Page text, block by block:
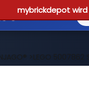
mybrickdepot wird
>LEGO 5007862